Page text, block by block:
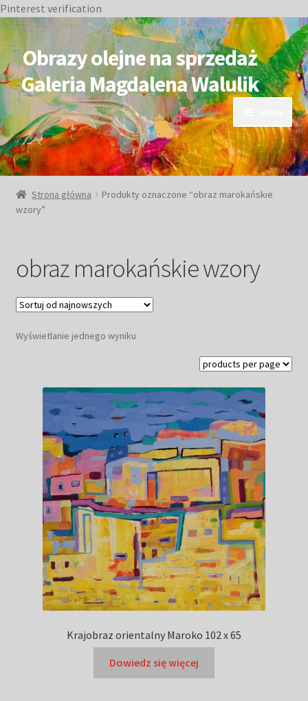
Pinterest verification
do
nawigacji
do
treści
Obrazy olejne na sprzedaż
Galeria Magdalena Walulik
OBRAZY DOSTĘPNE
Duże obrazy
Obrazy abstrakcyjne
Tarot
Wabi sabi
Aukcja
O mnie
Rozwiń
menu
potomne
GalleryStore
Strona główna
Produkty oznaczone “obraz marokańskie
wzory”
obraz marokańskie wzory
Wyświetlanie jednego wyniku
Krajobraz orientalny Maroko 102 x 65
Dowiedz się więcej